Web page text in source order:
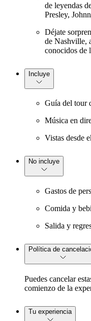
de leyendas
Presley,
Déjate
de Nashville,
conocidos de
Incluye
Guía del tour
Música en
Vistas desde
No incluye
Gastos de
Comida y
Salida y
Política de
Puedes cancelar
comienzo de la
Tu experiencia